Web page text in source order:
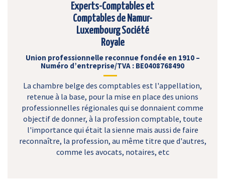
Experts-Comptables et
Comptables de Namur-
Luxembourg Société
Royale
Union professionnelle reconnue fondée en 1910 –
Numéro d’entreprise/TVA : BE0408768490
La chambre belge des comptables est l'appellation,
retenue à la base, pour la mise en place des unions
professionnelles régionales qui se donnaient comme
objectif de donner, à la profession comptable, toute
l'importance qui était la sienne mais aussi de faire
reconnaître, la profession, au même titre que d'autres,
comme les avocats, notaires, etc